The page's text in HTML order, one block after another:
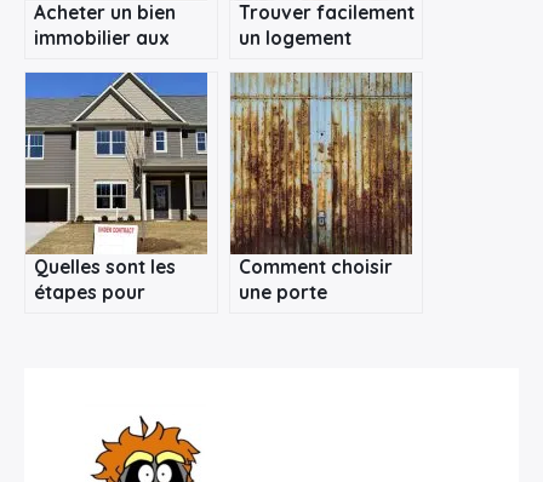
Acheter un bien
immobilier aux
Trouver facilement
un logement
Internet
Quelles sont les
étapes pour
Comment choisir
une porte